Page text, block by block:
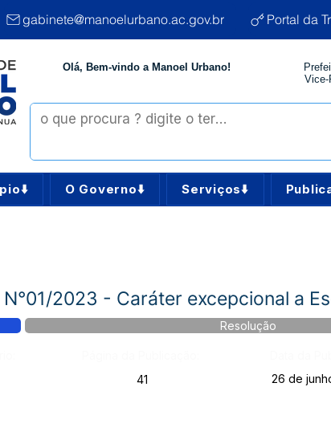
gabinete@manoelurbano.ac.gov.br Portal da
Olá, Bem-vindo a Manoel Urbano!
Vice-
O Governo⬇️ Serviços⬇️
N°01/2023 - Caráter excepcional a
Resolução
41 26 de